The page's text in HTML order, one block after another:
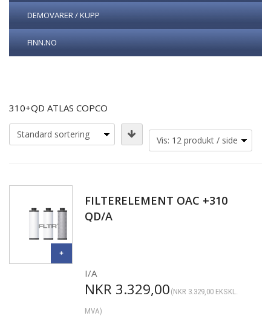
DEMOVARER / KUPP
FINN.NO
310+QD ATLAS COPCO
FILTERELEMENT OAC +310
QD/A
I/A
NKR 3.329,00 (NKR 3.329,00EKSKL.
MVA)